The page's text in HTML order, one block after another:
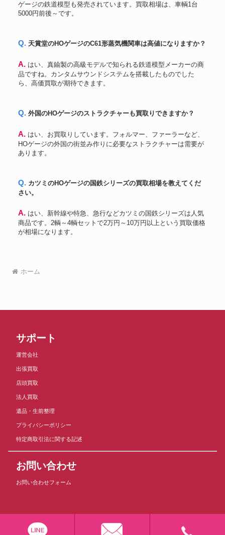
ゲージの鉄道模型も発売されています。買取相場は、車輌1台
5000円前後～です。
Q. 天賞堂のHOゲージのC61形蒸気機関車は高値になりますか？
A. はい、真鍮製の高級モデルで知られる鉄道模型メーカーの商
品ですね。カンタムサウンドシステムを搭載したものでした
ら、高価買取が期待できます。
Q. 外国のHOゲージのストラクチャーも買取りできますか？
A. はい、お買取りしています。フォルマー、ファーラーなど、
HOゲージの外国の街並み作りに必要なストラクチャーは需要が
あります。
Q. カツミのHOゲージの国鉄シリーズの買取相場を教えてくだ
さい。
A. はい、新幹線や特急、急行などカツミの国鉄シリーズは人気
商品です。2輌～4輌セットで2万円～10万円以上という買取価格
が相場になります。
ホーム
サポート
運営会社
出張買取
店頭買取
法人買取
遺品・生前整理
プライバシーポリシー
特定商取引法に関する記述
お問い合わせ
お問い合わせフォーム